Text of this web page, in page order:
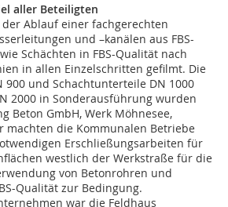
aller Beteiligten
Ablauf einer fachgerechten
und –kanälen aus FBS-
Schächten in FBS-Qualität nach
in allen Einzelschritten gefilmt. Die
900 und Schachtunterteile DN 1000
2000 in Sonderausführung wurden
Beton GmbH, Werk Möhnesee,
machten die Kommunalen Betriebe
Erschließungsarbeiten für
westlich der Werkstraße für die
von Betonrohren und
Qualität zur Bedingung.
war die Feldhaus